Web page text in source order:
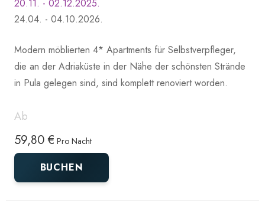
Ab
59,80 € Pro Nacht
BUCHEN
20.11. - 02.12.2025.
24.04. - 04.10.2026.
Modern möblierten 4* Apartments für Selbstverpfleger,
die an der Adriaküste in der Nähe der schönsten Strände
in Pula gelegen sind, sind komplett renoviert worden.